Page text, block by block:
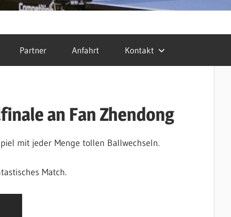
Partner Anfahrt Kontakt
an Fan Zhendong
mit jeder Menge tollen Ballwechseln.
Match.